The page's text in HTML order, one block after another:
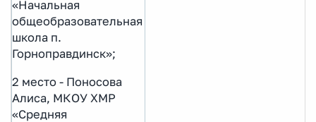
«Начальная
общеобразовательная
школа п.
Горноправдинск»;
2 место - Поносова
Алиса, МКОУ ХМР
«Средняя